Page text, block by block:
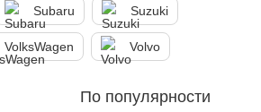
Subaru Suzuki
VolksWagen Volvo
По популярности